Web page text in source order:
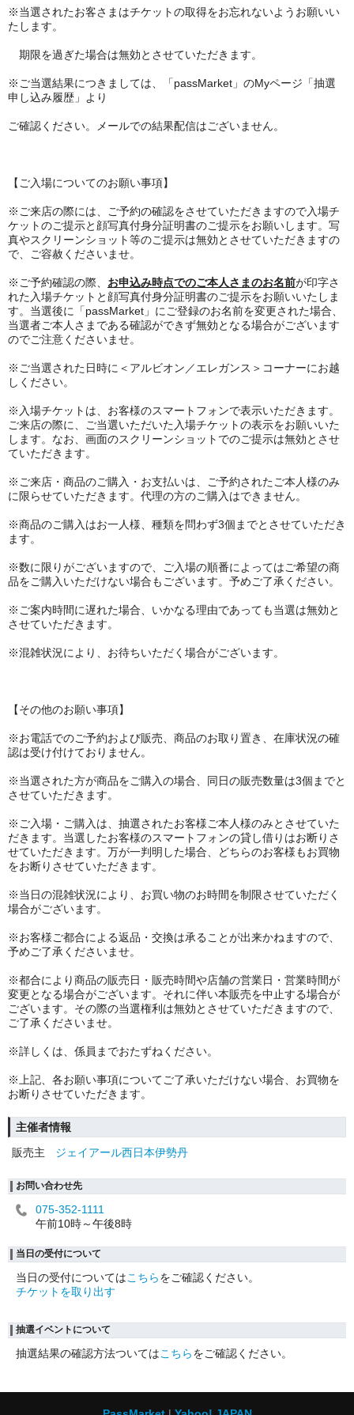
※当選されたお客さまはチケットの取得をお忘れないようお願いい
たします。
期限を過ぎた場合は無効とさせていただきます。
※ご当選結果につきましては、「passMarket」のMyページ「抽選
申し込み履歴」より
ご確認ください。メールでの結果配信はございません。
【ご入場についてのお願い事項】
※ご来店の際には、ご予約の確認をさせていただきますので入場チ
ケットのご提示と顔写真付身分証明書のご提示をお願いします。写
真やスクリーンショット等のご提示は無効とさせていただきますの
で、ご容赦くださいませ。
※ご予約確認の際、 お申込み時点でのご本人さまのお名前が印字さ
れた入場チケットと顔写真付身分証明書のご提示をお願いいたしま
す。当選後に「passMarket」にご登録のお名前を変更された場合、
当選者ご本人さまである確認ができず無効となる場合がございます
のでご注意くださいませ。
※ご当選された日時に＜アルビオン／エレガンス＞コーナーにお越
しください。
※入場チケットは、お客様のスマートフォンで表示いただきます。
ご来店の際に、ご当選いただいた入場チケットの表示をお願いいた
します。なお、画面のスクリーンショットでのご提示は無効とさせ
ていただきます。
※ご来店・商品のご購入・お支払いは、ご予約されたご本人様のみ
に限らせていただきます。代理の方のご購入はできません。
※商品のご購入はお一人様、種類を問わず3個までとさせていただき
ます。
※数に限りがございますので、ご入場の順番によってはご希望の商
品をご購入いただけない場合もございます。予めご了承ください。
※ご案内時間に遅れた場合、いかなる理由であっても当選は無効と
させていただきます。
※混雑状況により、お待ちいただく場合がございます。
【その他のお願い事項】
※お電話でのご予約および販売、商品のお取り置き、在庫状況の確
認は受け付けておりません。
※当選された方が商品をご購入の場合、同日の販売数量は3個までと
させていただきます。
※ご入場・ご購入は、抽選されたお客様ご本人様のみとさせていた
だきます。当選したお客様のスマートフォンの貸し借りはお断りさ
せていただきます。万が一判明した場合、どちらのお客様もお買物
をお断りさせていただきます。
※当日の混雑状況により、お買い物のお時間を制限させていただく
場合がございます。
※お客様ご都合による返品・交換は承ることが出来かねますので、
予めご了承くださいませ。
※都合により商品の販売日・販売時間や店舗の営業日・営業時間が
変更となる場合がございます。それに伴い本販売を中止する場合が
ございます。その際の当選権利は無効とさせていただきますので、
ご了承くださいませ。
※詳しくは、係員までおたずねください。
※上記、各お願い事項についてご了承いただけない場合、お買物を
お断りさせていただきます。
主催者情報
販売主
ジェイアール西日本伊勢丹
お問い合わせ先
075-352-1111
午前10時～午後8時
当日の受付について
当日の受付についてはこちらをご確認ください。
チケットを取り出す
抽選イベントについて
抽選結果の確認方法ついてはこちらをご確認ください。